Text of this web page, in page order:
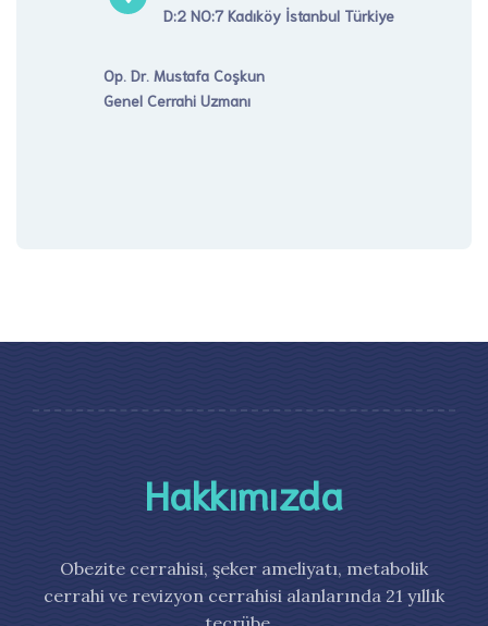
D:2 NO:7 Kadıköy İstanbul Türkiye
Op. Dr. Mustafa Coşkun
Genel Cerrahi Uzmanı
Hakkımızda
Obezite cerrahisi, şeker ameliyatı, metabolik
cerrahi ve revizyon cerrahisi alanlarında 21 yıllık